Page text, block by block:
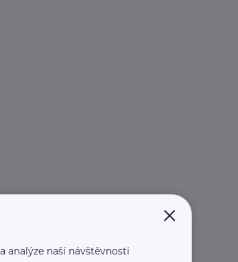
×
analýze naší návštěvnosti